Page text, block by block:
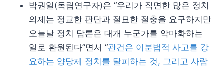
박권일(독립연구자)은 “우리가 직면한 많은 정치
의제는 정교한 판단과 절묘한 절충을 요구하지만
오늘날 정치 담론은 대개 누군가를 악마화하는
일로 환원된다”면서 “관건은 이분법적 사고를 강
요하는 양당제 정치를 탈피하는 것, 그리고 사람